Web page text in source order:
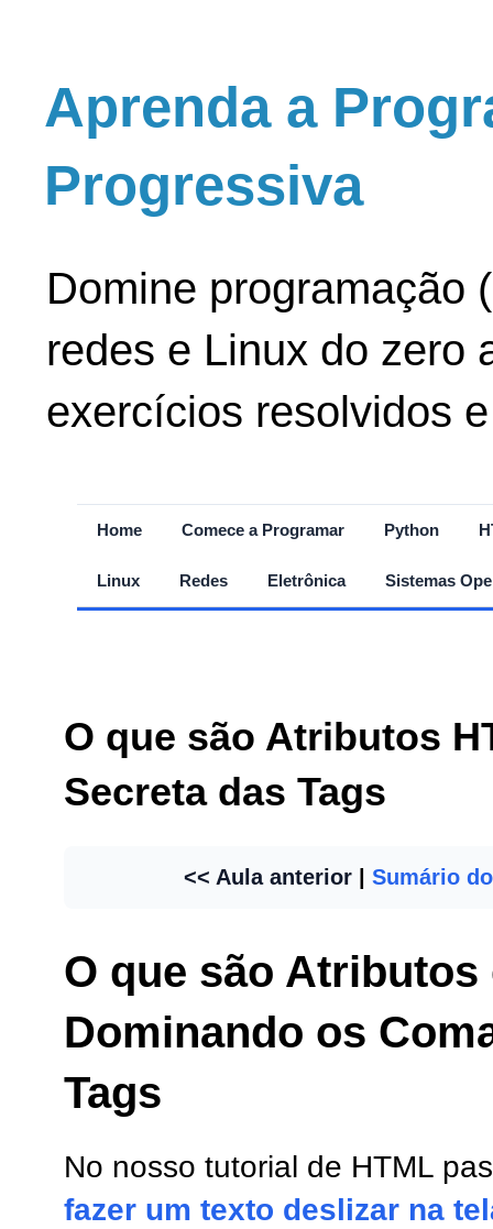
Aprenda a
Progressiva
Domine programação
redes e Linux do zero
exercícios resolvidos
Home Comece a Programar Python
Linux Redes Eletrônica Sistemas
O que são Atributos
Secreta das Tags
<< Aula anterior| Sumário
O que são Atributos
Dominando os
Tags
No nosso tutorial de HTML
fazer um texto deslizar na